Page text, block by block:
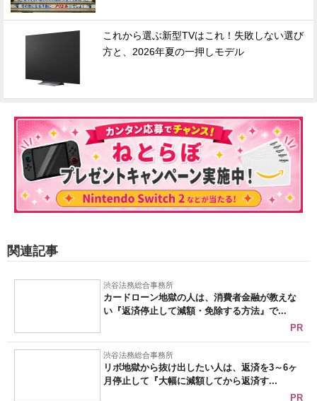
これから選ぶ新型TVはこれ！失敗しない選び
方と、2026年夏の一押しモデル
関連記事
渋谷法務総合事務所
カードローン地獄の人は、消費者金融が教えな
い『返済停止して減額・免除する方法』で...
PR
渋谷法務総合事務所
リボ地獄から抜け出したい人は、返済を3～6ヶ
月停止して『大幅に減額してから返済す...
PR